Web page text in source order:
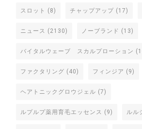
スロット (8) チャップアップ (17)
ニュース (2130) ノーブランド (13)
バイタルウェーブ スカルプローション
ファクタリング (40) フィンジア (9)
ヘアトニックグロウジェル (7)
ルプルプ薬用育毛エッセンス (9) ルル